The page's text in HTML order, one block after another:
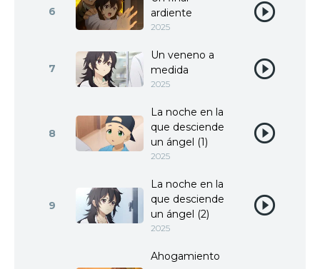
6
ardiente
2025
7
Un veneno a
medida
2025
8
La noche en la
que desciende
un ángel (1)
2025
9
La noche en la
que desciende
un ángel (2)
2025
Ahogamiento